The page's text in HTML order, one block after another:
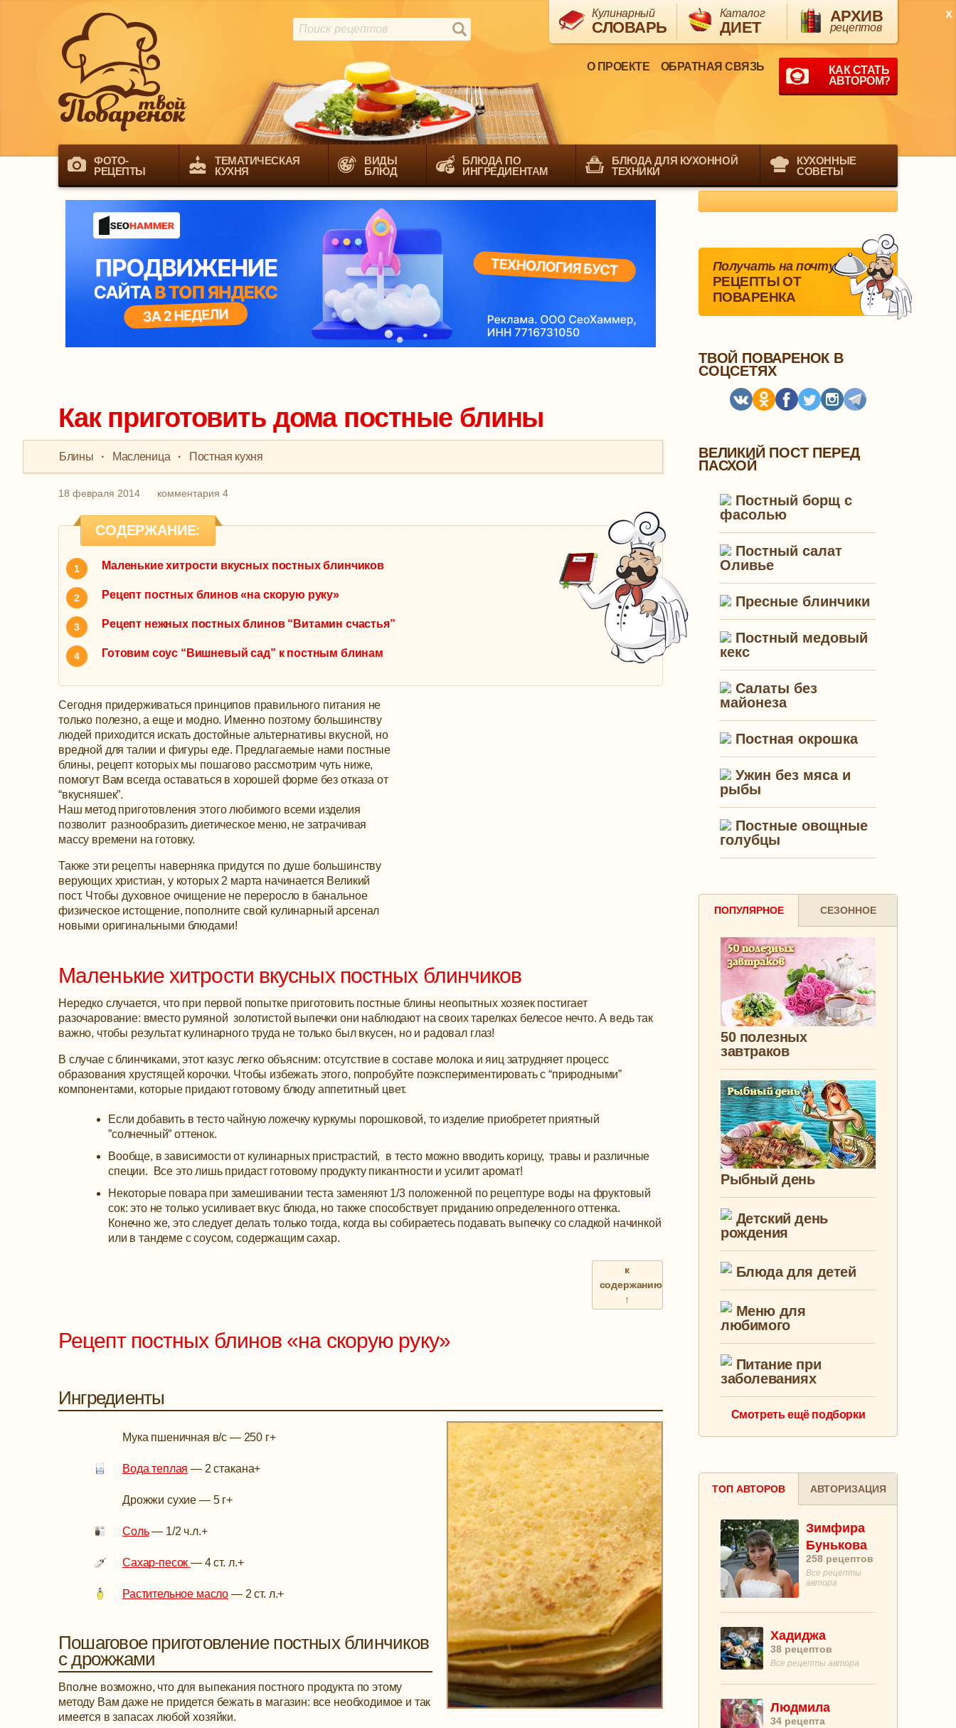
Кулинарный
СЛОВАРЬ
Каталог
ДИЕТ
АРХИВ
рецептов
КАК СТАТЬ
АВТОРОМ?
ОБРАТНАЯ СВЯЗЬ
О ПРОЕКТЕ
ФОТО-
РЕЦЕПТЫ
ТЕМАТИЧЕСКАЯ
КУХНЯ
ВИДЫ
БЛЮД
БЛЮДА ПО
ИНГРЕДИЕНТАМ
КУХОННЫЕ
СОВЕТЫ
БЛЮДА ДЛЯ КУХОННОЙ
ТЕХНИКИ
Как приготовить дома постные блины
Блины · Масленица · Постная кухня
18 февраля 2014 комментария 4
СОДЕРЖАНИЕ:
Маленькие хитрости вкусных постных блинчиков
Рецепт постных блинов «на скорую руку»
Рецепт нежных постных блинов “Витамин счастья”
Готовим соус “Вишневый сад” к постным блинам
Сегодня придерживаться принципов правильного питания не
только полезно, а еще и модно. Именно поэтому большинству
людей приходится искать достойные альтернативы вкусной, но
вредной для талии и фигуры еде. Предлагаемые нами постные
блины, рецепт которых мы пошагово рассмотрим чуть ниже,
помогут Вам всегда оставаться в хорошей форме без отказа от
“вкусняшек”.
Наш метод приготовления этого любимого всеми изделия
позволит разнообразить диетическое меню, не затрачивая
массу времени на готовку.
Также эти рецепты наверняка придутся по душе большинству
верующих христиан, у которых 2 марта начинается Великий
пост. Чтобы духовное очищение не переросло в банальное
физическое истощение, пополните свой кулинарный арсенал
новыми оригинальными блюдами!
Маленькие хитрости вкусных постных блинчиков
Нередко случается, что при первой попытке приготовить постные блины неопытных хозяек постигает
разочарование: вместо румяной золотистой выпечки они наблюдают на своих тарелках белесое нечто. А ведь так
важно, чтобы результат кулинарного труда не только был вкусен, но и радовал глаз!
В случае с блинчиками, этот казус легко объясним: отсутствие в составе молока и яиц затрудняет процесс
образования хрустящей корочки. Чтобы избежать этого, попробуйте поэкспериментировать с “природными”
компонентами, которые придают готовому блюду аппетитный цвет.
Если добавить в тесто чайную ложечку куркумы порошковой, то изделие приобретет приятный
”солнечный” оттенок.
Вообще, в зависимости от кулинарных пристрастий, в тесто можно вводить корицу, травы и различные
специи. Все это лишь придаст готовому продукту пикантности и усилит аромат!
Некоторые повара при замешивании теста заменяют 1/3 положенной по рецептуре воды на фруктовый
сок: это не только усиливает вкус блюда, но также способствует приданию определенного оттенка.
Конечно же, это следует делать только тогда, когда вы собираетесь подавать выпечку со сладкой начинкой
или в тандеме с соусом, содержащим сахар.
к
содержанию
↑
Рецепт постных блинов «на скорую руку»
Ингредиенты
Мука пшеничная в/с — 250 г+
Вода теплая — 2 стакана+
Дрожжи сухие — 5 г+
Соль— 1/2 ч.л.+
Сахар-песок— 4 ст. л.+
Растительное масло — 2 ст. л.+
Пошаговое приготовление постных блинчиков
с дрожжами
Вполне возможно, что для выпекания постного продукта по этому
методу Вам даже не придется бежать в магазин: все необходимое и так
имеется в запасах любой хозяйки.
x
Получать на почту
РЕЦЕПТЫ ОТ
ПОВАРЕНКА
ТВОЙ ПОВАРЕНОК В
СОЦСЕТЯХ
ВЕЛИКИЙ ПОСТ ПЕРЕД
ПАСХОЙ
Постный борщ с
фасолью
Постный салат
Оливье
Пресные блинчики
Постный медовый
кекс
Салаты без
майонеза
Постная окрошка
Ужин без мяса и
рыбы
Постные овощные
голубцы
ПОПУЛЯРНОЕ СЕЗОННОЕ
50 полезных
завтраков
Рыбный день
Детский день
рождения
Блюда для детей
Меню для
любимого
Питание при
заболеваниях
Смотреть ещё подборки
ТОП АВТОРОВ АВТОРИЗАЦИЯ
Зимфира
Бунькова
258 рецептов
Все рецепты
автора
Хадиджа
38 рецептов
Все рецепты автора
Людмила
34 рецепта